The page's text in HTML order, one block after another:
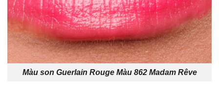
Màu son Guerlain Rouge Màu 862 Madam Rêve